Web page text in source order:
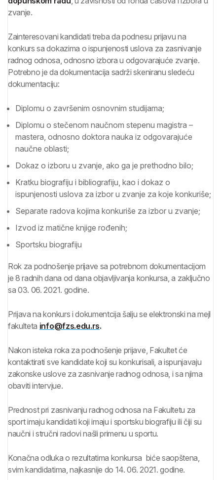
zvanje.
Zainteresovani kandidati treba da podnesu prijavu na
konkurs sa dokazima o ispunjenosti uslova za zasnivanje
radnog odnosa, odnosno izbora u odgovarajuće zvanje.
Potrebno je da dokumentacija sadrži skeniranu sledeću
dokumentaciju:
Diplomu o završenim osnovnim studijama;
Diplomu o stečenom naučnom stepenu magistra –
mastera, odnosno doktora nauka iz odgovarajuće
naučne oblasti;
Dokaz o izboru u zvanje, ako ga je prethodno bilo;
Kratku biografiju i bibliografiju, kao i dokaz o
ispunjenosti uslova za izbor u zvanje za koje konkuriše;
Separate radova kojima konkuriše za izbor u zvanje;
Izvod iz matične knjige rođenih;
Sportsku biografiju
Rok za podnošenje prijave sa potrebnom dokumentacijom
je 8 radnih dana od dana objavljivanja konkursa, a zaključno
sa 03. 06. 2021. godine.
Prijava na konkurs i dokumentcija šalju se elektronski na mejl
fakulteta info@fzs.edu.rs.
Nakon isteka roka za podnošenje prijave, Fakultet će
kontaktirati sve kandidate koji su konkurisali, a ispunjavaju
zakonske uslove za zasnivanje radnog odnosa, i sa njima
obaviti intervjue.
Prednost pri zasnivanju radnog odnosa na Fakultetu za
sport imaju kandidati koji imaju i sportsku biografiju ili čiji su
naučni i stručni radovi našli primenu u sportu.
Konačna odluka o rezultatima konkursa biće saopštena,
svim kandidatima, najkasnije do 14. 06. 2021. godine.